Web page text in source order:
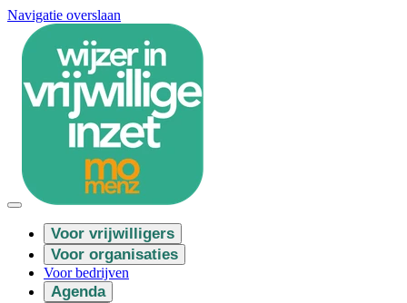
Navigatie overslaan
Voor vrijwilligers
Voor organisaties
Voor bedrijven
Agenda